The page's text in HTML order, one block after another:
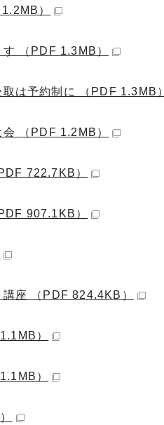
）
（PDF 1.3MB）
は予約制に （PDF 1.3MB）
（PDF 1.2MB）
722.7KB）
907.1KB）
座 （PDF 824.4KB）
）
）